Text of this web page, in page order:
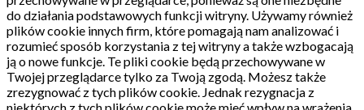
do działania podstawowych funkcji witryny. Używamy również
plików cookie innych firm, które pomagają nam analizować i
rozumieć sposób korzystania z tej witryny a także wzbogacają
ją o nowe funkcje. Te pliki cookie będą przechowywane w
Twojej przeglądarce tylko za Twoją zgodą. Możesz także
zrezygnować z tych plików cookie. Jednak rezygnacja z